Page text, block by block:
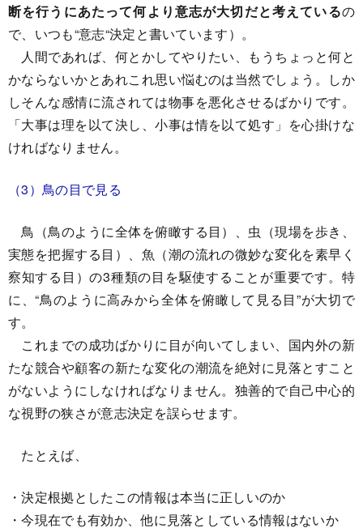
断を行うにあたって何より意志が大切だと考えているの
で、いつも“意志“決定と書いています）。
人間であれば、何とかしてやりたい、もうちょっと何と
かならないかとあれこれ思い悩むのは当然でしょう。しか
しそんな感情に流されては物事を悪化させるばかりです。
「大事は理を以て決し、小事は情を以て処す」を心掛けな
ければなりません。
（3）鳥の目で見る
鳥（鳥のように全体を俯瞰する目）、虫（現場を歩き、
実態を把握する目）、魚（潮の流れの微妙な変化を素早く
察知する目）の3種類の目を駆使することが重要です。特
に、“鳥のように高みから全体を俯瞰して見る目”が大切で
す。
これまでの成功ばかりに目が向いてしまい、国内外の新
たな競合や顧客の新たな変化の潮流を絶対に見落とすこと
がないようにしなければなりません。独善的で自己中心的
な視野の狭さが意志決定を誤らせます。
たとえば、
・決定根拠としたこの情報は本当に正しいのか
・今現在でも有効か、他に見落としている情報はないか